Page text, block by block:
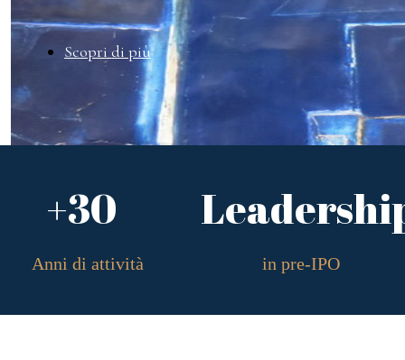
Scopri di più
+30
in pre-IPO
Anni di attività